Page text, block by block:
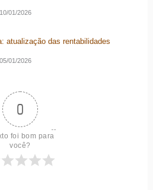
10/01/2026
atualização das rentabilidades
05/01/2026
0
foi bom para
você?